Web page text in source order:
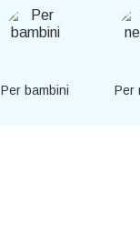
Per bambini Per